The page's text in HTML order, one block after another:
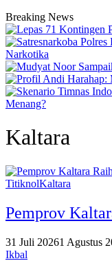
Breaking News
Narkotika
Menang?
Kaltara
TitiknolKaltara
Pemprov
31 Juli 20261 Agustus
Ikbal